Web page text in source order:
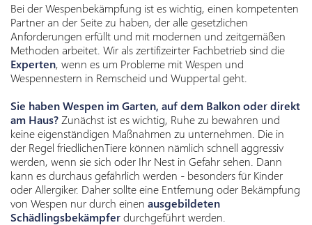
Bei der Wespenbekämpfung ist es wichtig, einen kompetenten
Partner an der Seite zu haben, der alle gesetzlichen
Anforderungen erfüllt und mit modernen und zeitgemäßen
Methoden arbeitet. Wir als zertifizeirter Fachbetrieb sind die
Experten, wenn es um Probleme mit Wespen und
Wespennestern in Remscheid und Wuppertal geht.
Sie haben Wespen im Garten, auf dem Balkon oder direkt
am Haus? Zunächst ist es wichtig, Ruhe zu bewahren und
keine eigenständigen Maßnahmen zu unternehmen. Die in
der Regel friedlichenTiere können nämlich schnell aggressiv
werden, wenn sie sich oder Ihr Nest in Gefahr sehen. Dann
kann es durchaus gefährlich werden - besonders für Kinder
oder Allergiker. Daher sollte eine Entfernung oder Bekämpfung
von Wespen nur durch einen ausgebildeten
Schädlingsbekämpferdurchgeführt werden.